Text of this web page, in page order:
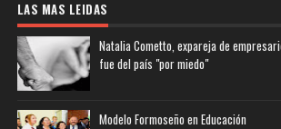
LAS MAS LEIDAS
Natalia Cometto, expareja de
fue del país "por miedo"
Modelo Formoseño en Educación